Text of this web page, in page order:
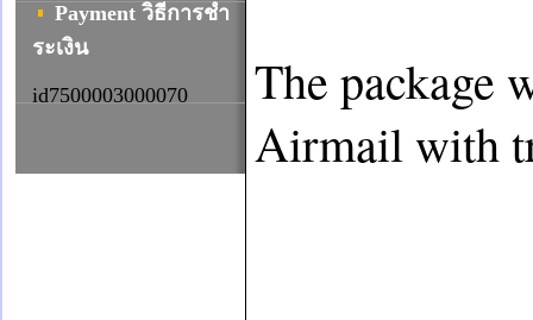
Payment วิธีการชํา
ระเงิน
id7500003000070
The package
Airmail with